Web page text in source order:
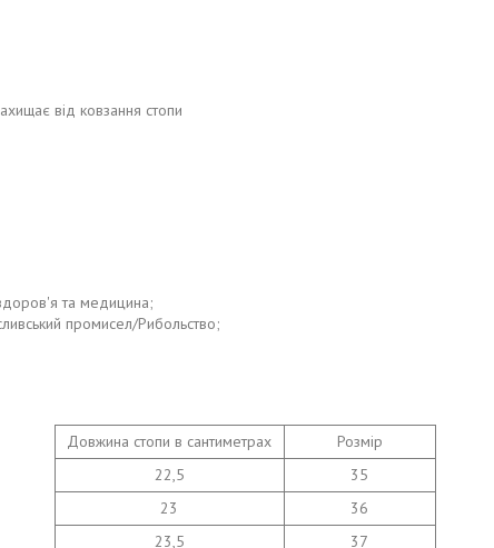
від ковзання стопи
та медицина;
промисел/Рибольство;
Довжина стопи в сантиметрах
Розмір
22,5
35
23
36
23,5
37